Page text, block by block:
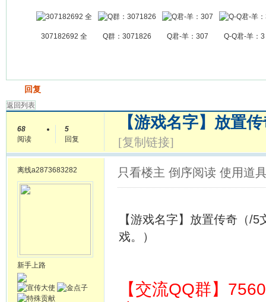
307182692 全 Q群：3071826 Q君-羊：307 Q-Q君-羊：3
回复
返回列表
68
阅读
5
回复
【游戏名字】放置
[复制链接]
离线a2873683282
新手上路
只看楼主 倒序阅读 使用道
【游戏名字】放置传奇（/
戏。）
【交流QQ群】